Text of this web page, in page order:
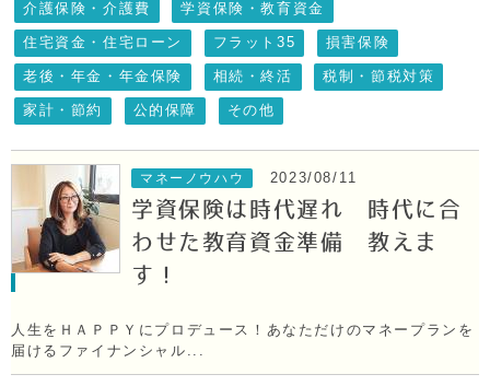
介護保険・介護費 学資保険・教育資金
住宅資金・住宅ローン フラット35 損害保険
老後・年金・年金保険 相続・終活 税制・節税対策
家計・節約 公的保障 その他
マネーノウハウ 2023/08/11
学資保険は時代遅れ 時代に合
わせた教育資金準備 教えま
す！
人生をＨＡＰＰＹにプロデュース！あなただけのマネープランを
届けるファイナンシャル...